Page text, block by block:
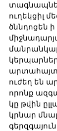
ուղեկցիլ
ծննդոցեն ի
ուժեղ են
որոնք
կը թվին
կրնար